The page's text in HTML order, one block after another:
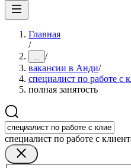
Главная
/
... /
вакансии в Анди/
специалист по работе с
полная занятость
специалист по работе с